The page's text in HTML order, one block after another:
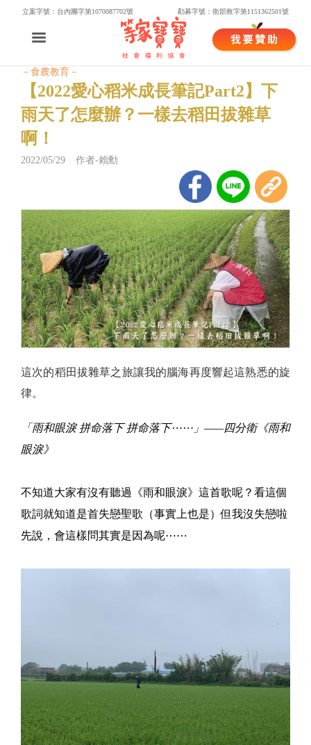
立案字號：台內團字第1070087702號 勸募字號：衛部救字第1151362501號
－食農教育－
【2022愛心稻米成長筆記Part2】下
雨天了怎麼辦？一樣去稻田拔雜草
啊！
2022/05/29 作者-賴勳
這次的稻田拔雜草之旅讓我的腦海再度響起這熟悉的旋
律。
「雨和眼淚 拼命落下 拼命落下⋯⋯」——四分衛《雨和
眼淚》
不知道大家有沒有聽過《雨和眼淚》這首歌呢？看這個
歌詞就知道是首失戀聖歌（事實上也是）但我沒失戀啦
先說，會這樣問其實是因為呢⋯⋯